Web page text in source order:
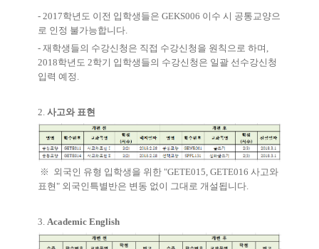
- 2017학년도 이전 입학생들은 GEKS006 이수 시 공통교양으
로 인정 불가능합니다.
- 재학생들의 수강신청은 직접 수강신청을 원칙으로 하며 ,
2018학년도 2학기 입학생들의 수강신청은 일괄 선수강신청
입력 예정 .
2. 사고와 표현
※ 외국인 유형 입학생을 위한 "GETE015, GETE016 사고와
표현 " 외국인특별반은 변동 없이 그대로 개설됩니다
3. Academic English